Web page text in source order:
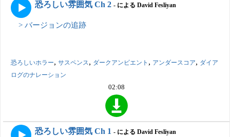
恐ろしい雰囲気 Ch 2 - による David Fesliyan
> バージョンの追跡
恐ろしいホラー, サスペンス , ダークアンビエント , アンダースコア, ダイア
ログのナレーション
02:08
恐ろしい雰囲気 Ch 1 - による David Fesliyan